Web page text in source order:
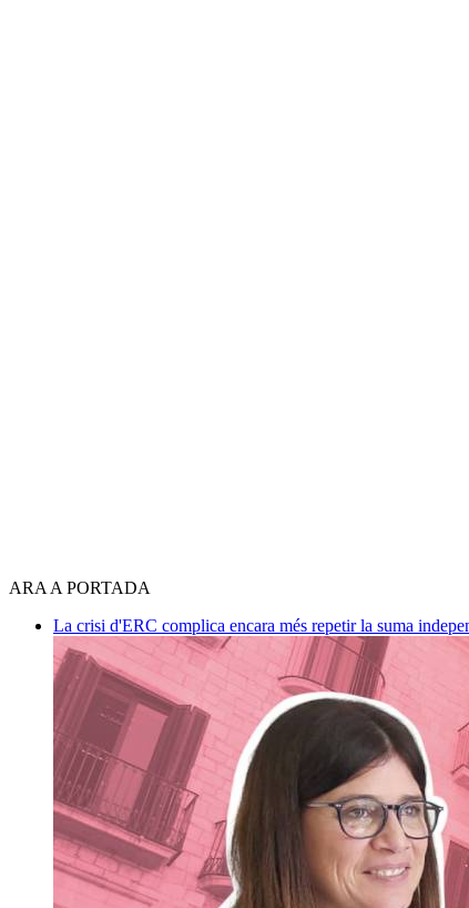
ARA A PORTADA
La crisi d'ERC complica encara més repetir la suma